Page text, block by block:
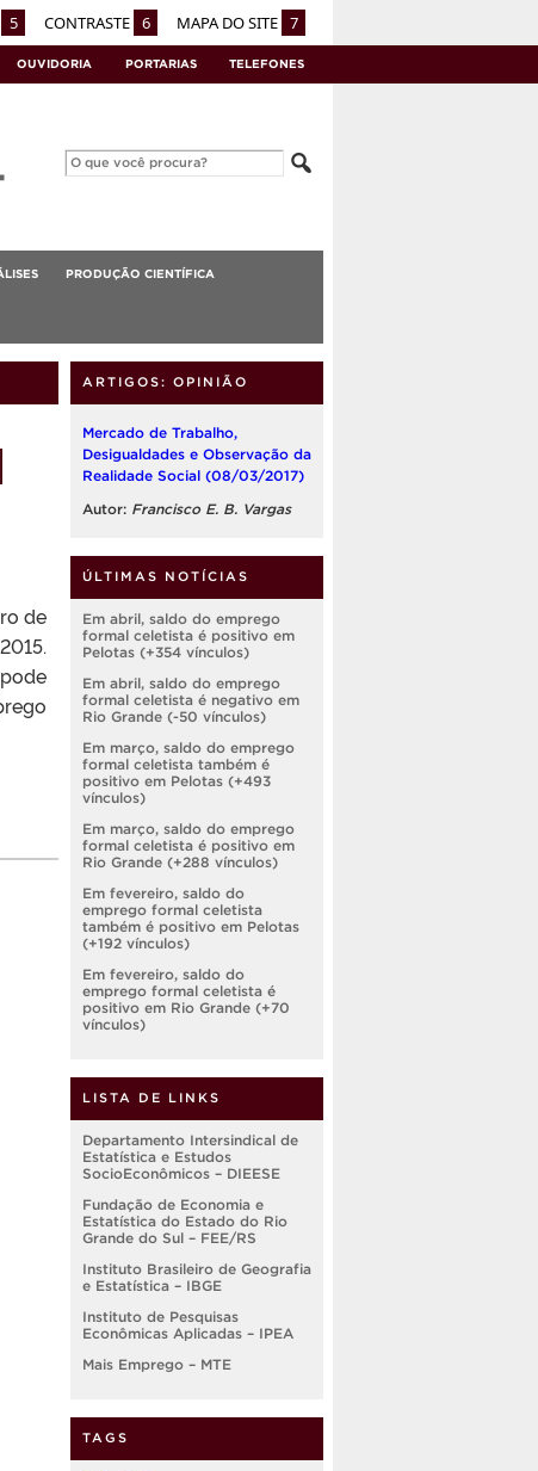
5 CONTRASTE 6 MAPA DO SITE 7
OUVIDORIA PORTARIAS TELEFONES
PRODUÇÃO CIENTÍFICA
de
ARTIGOS: OPINIÃO
Mercado de Trabalho,
Desigualdades e Observação da
Realidade Social (08/03/2017)
Autor: Francisco E. B. Vargas
ÚLTIMAS NOTÍCIAS
Em abril, saldo do emprego
formal celetista é positivo em
Pelotas (+354 vínculos)
Em abril, saldo do emprego
formal celetista é negativo em
Rio Grande (-50 vínculos)
Em março, saldo do emprego
formal celetista também é
positivo em Pelotas (+493
vínculos)
Em março, saldo do emprego
formal celetista é positivo em
Rio Grande (+288 vínculos)
Em fevereiro, saldo do
emprego formal celetista
também é positivo em Pelotas
(+192 vínculos)
Em fevereiro, saldo do
emprego formal celetista é
positivo em Rio Grande (+70
vínculos)
LISTA DE LINKS
Departamento Intersindical de
Estatística e Estudos
SocioEconômicos – DIEESE
Fundação de Economia e
Estatística do Estado do Rio
Grande do Sul – FEE/RS
Instituto Brasileiro de Geografia
e Estatística – IBGE
Instituto de Pesquisas
Econômicas Aplicadas – IPEA
Mais Emprego – MTE
TAGS